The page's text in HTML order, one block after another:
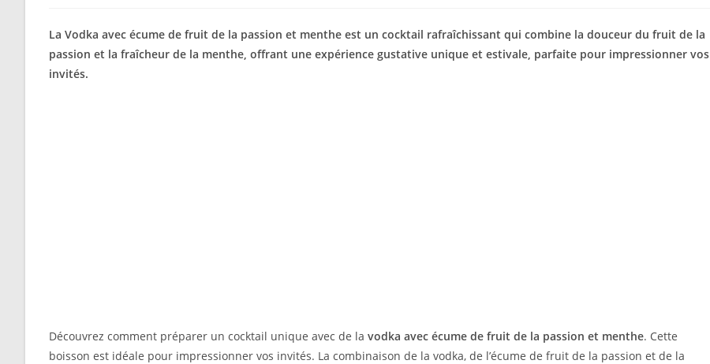
La Vodka avec écume de fruit de la passion et menthe est un cocktail rafraîchissant qui combine la douceur du fruit de la
passion et la fraîcheur de la menthe, offrant une expérience gustative unique et estivale, parfaite pour impressionner vos
invités.
Découvrez comment préparer un cocktail unique avec de la vodka avec écume de fruit de la passion et menthe. Cette
boisson est idéale pour impressionner vos invités. La combinaison de la vodka, de l’écume de fruit de la passion et de la